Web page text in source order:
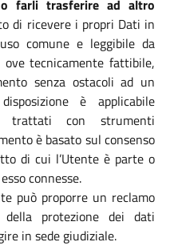
farli trasferire ad altro
di ricevere i propri Dati in
comune e leggibile da
tecnicamente fattibile,
senza ostacoli ad un
è applicabile
con strumenti
è basato sul consenso
di cui l’Utente è parte o
connesse.
può proporre un reclamo
protezione dei dati
in sede giudiziale.